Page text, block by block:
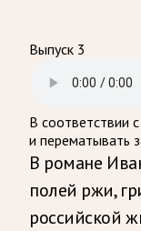
Выпуск 3
В соответствии
и перематывать
В романе
полей ржи,
российской